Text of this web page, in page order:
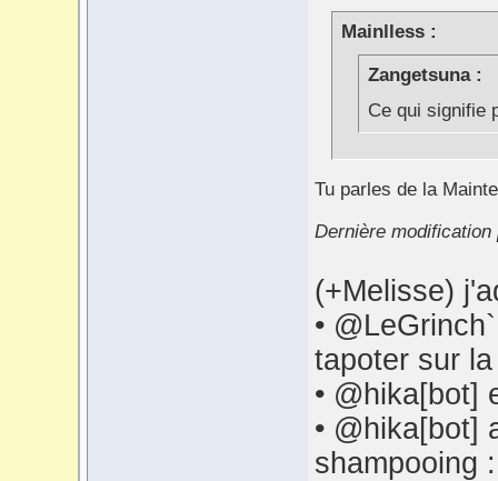
Mainlless :
Zangetsuna :
Ce qui signifie
Tu parles de la
Dernière modification
(+Melisse)
•
tapoter sur
• @hika[bot]
• @hika[bot]
shampooing